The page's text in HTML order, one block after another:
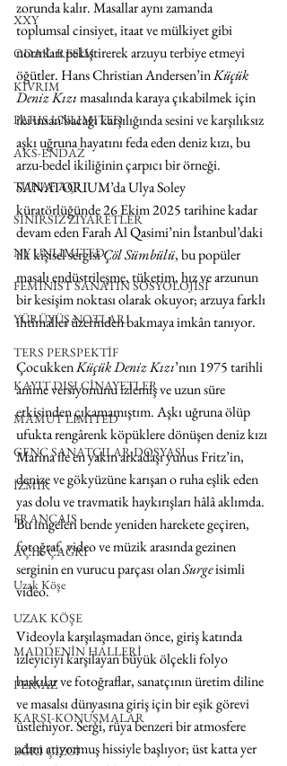
XXY
ODAK: RESİM
KIVRIM
PARIS UNLIMITED
AKS-ENDAZ
TUHAF AÇI
SINIRSIZ ZİYARETLER
NY UNLIMITED
FEMİNİST SANATIN SOSYOLOJİSİ
YÜRÜYÜŞ NOTLARI
TERS PERSPEKTİF
KAYIT DIŞI CİNAYETLER
MAMUT LIMITED
GENÇ SANATÇILAR DOSYASI
İZMİR
FRANÇAIS
AÇIK ÇAĞRI
Uzak Köşe
UZAK KÖŞE
MADDENİN HALLERİ
PERVAZ
KARŞI-KONUŞMALAR
EĞRİ ÇİZGİ
zorunda kalır. Masallar aynı zamanda
toplumsal cinsiyet, itaat ve mülkiyet gibi
normları pekiştirerek arzuyu terbiye etmeyi
öğütler. Hans Christian Andersen’in Küçük
Deniz Kızı masalında karaya çıkabilmek için
iki insan bacağı karşılığında sesini ve karşılıksız
aşkı uğruna hayatını feda eden deniz kızı, bu
arzu-bedel ikiliğinin çarpıcı bir örneği.
SANATORIUM’da Ulya Soley
küratörlüğünde 26 Ekim 2025 tarihine kadar
devam eden Farah Al Qasimi’nin İstanbul’daki
ilk kişisel sergisi Çöl Sümbülü, bu popüler
masalı endüstrileşme, tüketim, hız ve arzunun
bir kesişim noktası olarak okuyor; arzuya farklı
ihtimaller üzerinden bakmaya imkân tanıyor.
Çocukken Küçük Deniz Kızı’nın 1975 tarihli
anime versiyonunu izlemiş ve uzun süre
etkisinden çıkamamıştım. Aşkı uğruna ölüp
ufukta rengârenk köpüklere dönüşen deniz kızı
Marina ile en yakın arkadaşı yunus Fritz’in,
denize ve gökyüzüne karışan o ruha eşlik eden
yas dolu ve travmatik haykırışları hâlâ aklımda.
Bu imgeleri bende yeniden harekete geçiren,
fotoğraf, video ve müzik arasında gezinen
serginin en vurucu parçası olan Surge isimli
video.
Videoyla karşılaşmadan önce, giriş katında
izleyiciyi karşılayan büyük ölçekli folyo
baskılar ve fotoğraflar, sanatçının üretim diline
ve masalsı dünyasına giriş için bir eşik görevi
üstleniyor. Sergi, rüya benzeri bir atmosfere
adım atıyormuş hissiyle başlıyor; üst katta yer